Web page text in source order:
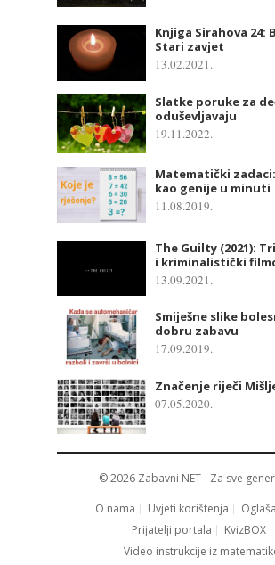
Knjiga Sirahova 24:
Stari zavjet
13.02.2021.
Slatke poruke za
oduševljavaju
19.11.2022.
Matematički
kao genije u minuti
11.08.2019.
The Guilty (2021):
i kriminalistički
13.09.2021.
Smiješne slike
dobru zabavu
17.09.2019.
Značenje riječi
07.05.2020.
© 2026 Zabavni NET- Za sve
O nama
Uvjeti korištenja
Prijatelji portala
KvizBOX
Video instrukcije iz